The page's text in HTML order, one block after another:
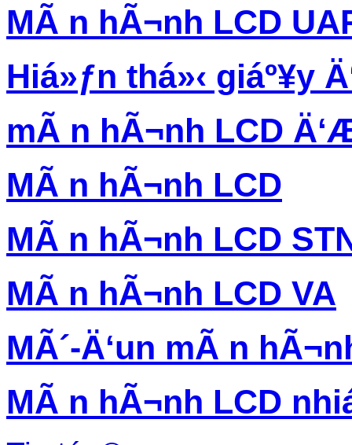
MÃ n hÃ¬nh LCD
Hiá»ƒn thá»‹ giáº¥y
mÃ n hÃ¬nh LCD
MÃ n hÃ¬nh LCD
MÃ n hÃ¬nh LCD
MÃ n hÃ¬nh LCD VA
MÃ´-Ä‘un mÃ n
MÃ n hÃ¬nh LCD